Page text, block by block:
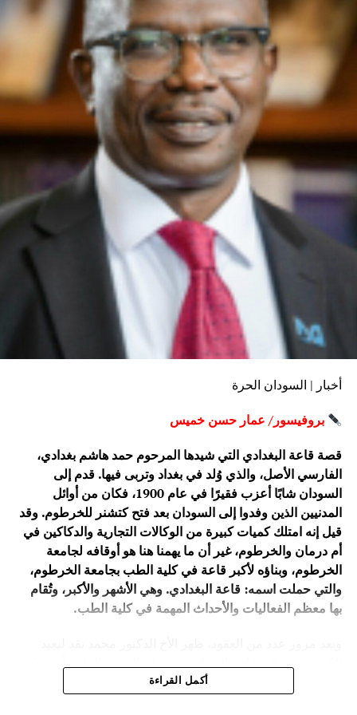
أخبار | السودان الحرة
بروفيسور/ عمار حسن خميس
قصة قاعة البغدادي التي شيدها المرحوم حمد هاشم بغدادي،
الفارسي الأصل، والذي وُلد في بغداد وتربى فيها. قدم إلى
السودان شابًا أعزب فقيرًا في عام 1900، فكان من أوائل
المدنيين الذين وفدوا إلى السودان بعد فتح كتشنر للخرطوم. وقد
قيل إنه امتلك كميات كبيرة من الوكالات التجارية والدكاكين في
أم درمان والخرطوم، غير أن ما يهمنا هنا هو أوقافه لجامعة
الخرطوم، وبناؤه لأكبر قاعة في كلية الطب بجامعة الخرطوم،
والتي حملت اسمه: قاعة البغدادي. وهي الأشهر والأكبر، وتُقام
بها معظم الفعاليات والأحداث المهمة في كلية الطب.
الطيب الحاذق هو استشاري جراحة الأوعية الدموية. فقد حفظت
أكمل القراءة